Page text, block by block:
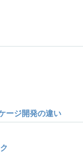
ージ開発の違い